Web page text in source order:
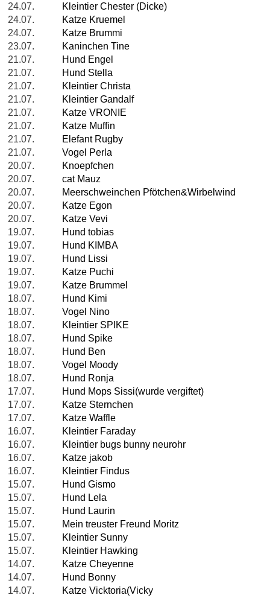
24.07.
Kleintier Chester (Dicke)
24.07.
Katze Kruemel
24.07.
Katze Brummi
23.07.
Kaninchen Tine
21.07.
Hund Engel
21.07.
Hund Stella
21.07.
Kleintier Christa
21.07.
Kleintier Gandalf
21.07.
Katze VRONIE
21.07.
Katze Muffin
21.07.
Elefant Rugby
21.07.
Vogel Perla
20.07.
Knoepfchen
20.07.
cat Mauz
20.07.
Meerschweinchen Pfötchen&Wirbelwind
20.07.
Katze Egon
20.07.
Katze Vevi
19.07.
Hund tobias
19.07.
Hund KIMBA
19.07.
Hund Lissi
19.07.
Katze Puchi
19.07.
Katze Brummel
18.07.
Hund Kimi
18.07.
Vogel Nino
18.07.
Kleintier SPIKE
18.07.
Hund Spike
18.07.
Hund Ben
18.07.
Vogel Moody
18.07.
Hund Ronja
17.07.
Hund Mops Sissi(wurde vergiftet)
17.07.
Katze Sternchen
17.07.
Katze Waffle
16.07.
Kleintier Faraday
16.07.
Kleintier bugs bunny neurohr
16.07.
Katze jakob
16.07.
Kleintier Findus
15.07.
Hund Gismo
15.07.
Hund Lela
15.07.
Hund Laurin
15.07.
Mein treuster Freund Moritz
15.07.
Kleintier Sunny
15.07.
Kleintier Hawking
14.07.
Katze Cheyenne
14.07.
Hund Bonny
14.07.
Katze Vicktoria(Vicky